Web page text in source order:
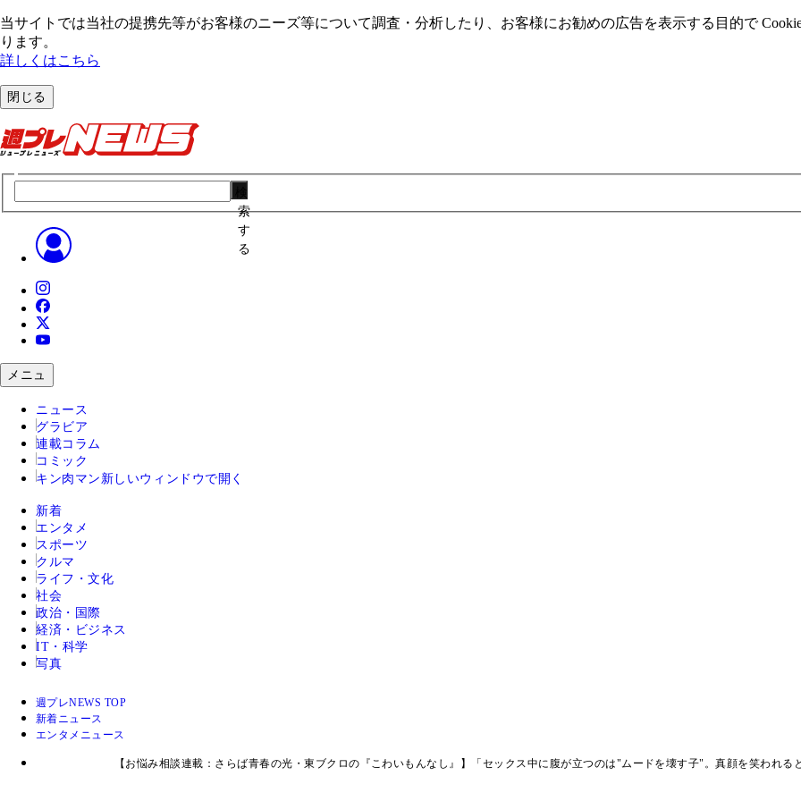
当サイトでは当社の提携先等がお客様のニーズ等について調査・分析したり、お客様にお勧めの広告を表⽰する⽬的で
ります。
詳しくはこちら
閉じる
索
す
る
メニュ
ニュース
グラビア
連載コラム
コミック
キン肉マン 新しいウィンドウで開く
新着
エンタメ
スポーツ
クルマ
ライフ・文化
社会
政治・国際
経済・ビジネス
IT・科学
写真
週プレNEWS TOP
新着ニュース
エンタメニュース
【お悩み相談連載：さらば青春の光・東ブクロの『こわいもんなし』】「セックス中に腹が立つのは"ムードを壊す子"。真顔を笑われる